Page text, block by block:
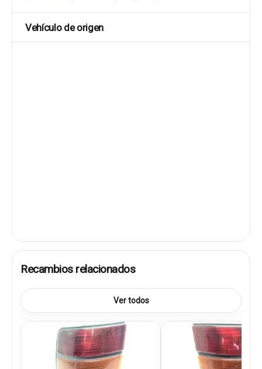
Vehículo de origen
Recambios relacionados
Ver todos